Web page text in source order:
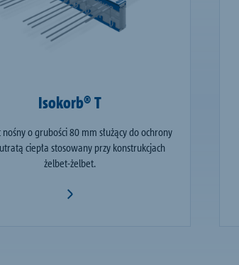
Isokorb® T
o grubości 80 mm służący do ochrony
ciepła stosowany przy konstrukcjach
żelbet-żelbet.